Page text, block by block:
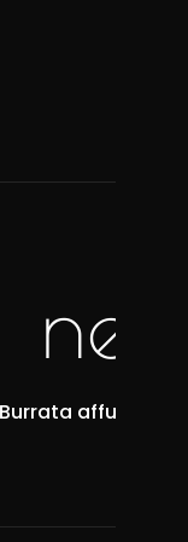
next
affumicata